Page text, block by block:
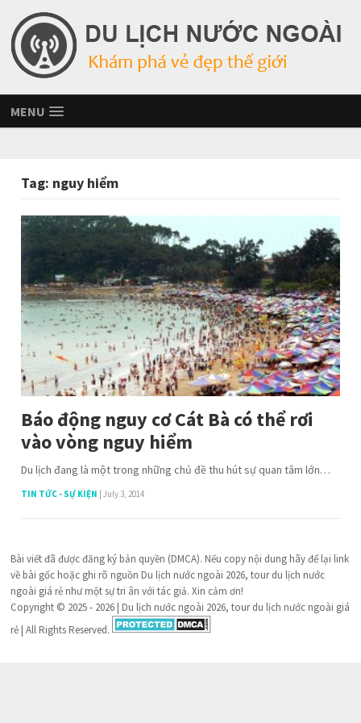
MENU
Tag: nguy hiểm
Báo động nguy cơ Cát Bà có thể rơi
vào vòng nguy hiểm
Du lịch đang là một trong những chủ đề thu hút sự quan tâm lớn…
TIN TỨC - SỰ KIỆN July 3, 2014
Bài viết đã được đăng ký bản quyền (DMCA). Nếu copy nội dung hãy để lại link
về bài gốc hoặc ghi rõ nguồn Du lịch nước ngoài 2026, tour du lịch nước
ngoài giá rẻ như một sự tri ân với tác giả. Xin cảm ơn!
Copyright © 2025 - 2026 | Du lịch nước ngoài 2026, tour du lịch nước ngoài giá
rẻ | All Rights Reserved.